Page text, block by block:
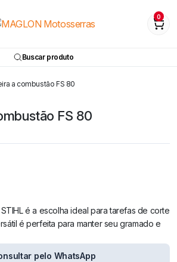
0
Buscar produto
a combustão FS 80
FS 80
é a escolha ideal para tarefas de corte
é perfeita para manter seu gramado e
pelo WhatsApp